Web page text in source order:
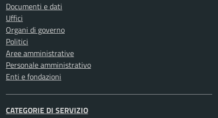
Documenti e dati
Uffici
Organi di governo
Politici
Aree amministrative
Personale amministrativo
Enti e fondazioni
CATEGORIE DI SERVIZIO